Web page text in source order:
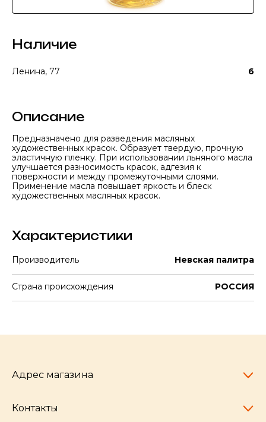
Наличие
Ленина, 77 6
Описание
Предназначено для разведения масляных
художественных красок. Образует твердую, прочную
эластичную пленку. При использовании льняного масла
улучшается разносимость красок, адгезия к
поверхности и между промежуточными слоями.
Применение масла повышает яркость и блеск
художественных масляных красок.
Характеристики
Производитель Невская палитра
Страна происхождения РОССИЯ
Адрес магазина
Челябинск,
Контакты